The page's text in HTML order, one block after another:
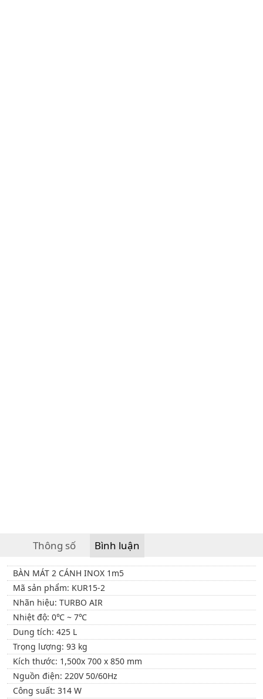
Thông số Bình luận
BÀN MÁT 2 CÁNH INOX 1m5
Mã sản phẩm: KUR15-2
Nhãn hiệu: TURBO AIR
Nhiệt độ: 0℃ ~ 7℃
Dung tích: 425 L
Trọng lượng: 93 kg
Kích thước: 1,500x 700 x 850 mm
Nguồn điện: 220V 50/60Hz
Công suất: 314 W